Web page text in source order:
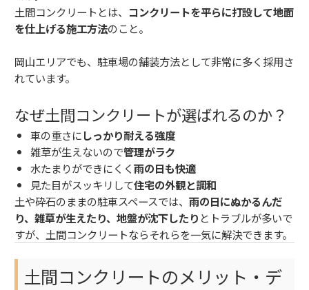
土間コンクリートとは、 コンクリートを平らに打設して地面
を仕上げる施工方法のこと。
岡山エリアでも、駐車場の舗装方法として非常に多く採用さ
れています。
なぜ土間コンクリートが選ばれるのか？
車の重さにしっかり耐える強度
雑草が生えないので管理がラク
水たまりができにくく雨の日も快適
見た目がスッキリして住宅の外観と調和
土や砕石のままの駐車スペースでは、 雨の日にぬかるんだ
り、雑草が生えたり、地盤が沈下したり とトラブルが多いで
すが、土間コンクリートならそれらを一気に解決できます。
土間コンクリートのメリット・デ